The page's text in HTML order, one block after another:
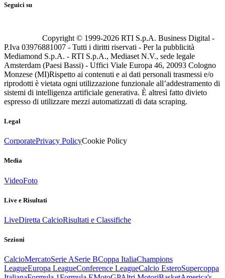
Seguici su
Copyright © 1999-2026 RTI S.p.A. Business Digital -
P.Iva 03976881007 - Tutti i diritti riservati - Per la pubblicità
Mediamond S.p.A. - RTI S.p.A., Mediaset N.V., sede legale
Amsterdam (Paesi Bassi) - Uffici Viale Europa 46, 20093 Cologno
Monzese (MI)Rispetto ai contenuti e ai dati personali trasmessi e/o
riprodotti è vietata ogni utilizzazione funzionale all’addestramento di
sistemi di intelligenza artificiale generativa. È altresì fatto divieto
espresso di utilizzare mezzi automatizzati di data scraping.
Legal
CorporatePrivacy PolicyCookie Policy
Media
VideoFoto
Live e Risultati
LiveDiretta CalcioRisultati e Classifiche
Sezioni
CalcioMercatoSerie ASerie BCoppa ItaliaChampions
LeagueEuropa LeagueConference LeagueCalcio EsteroSupercoppa